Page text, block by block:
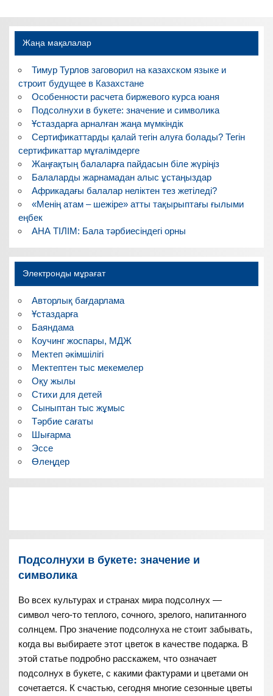
Жаңа мақалалар
Тимур Турлов заговорил на казахском языке и
строит будущее в Казахстане
Особенности расчета биржевого курса юаня
Подсолнухи в букете: значение и символика
Ұстаздарға арналған жаңа мүмкіндік
Сертификаттарды қалай тегін алуға болады? Тегін
сертификаттар мұғалімдерге
Жаңғақтың балаларға пайдасын біле жүріңіз
Балаларды жарнамадан алыс ұстаңыздар
Африкадағы балалар неліктен тез жетіледі?
«Менің атам – шежіре» атты тақырыптағы ғылыми
еңбек
АНА ТІЛІМ: Бала тәрбиесіндегі орны
Электронды мұрағат
Авторлық бағдарлама
Ұстаздарға
Баяндама
Коучинг жоспары, МДЖ
Мектеп әкімшілігі
Мектептен тыс мекемелер
Оқу жылы
Стихи для детей
Сыныптан тыс жұмыс
Тәрбие сағаты
Шығарма
Эссе
Өлеңдер
Подсолнухи в букете: значение и
символика
Во всех культурах и странах мира подсолнух —
символ чего-то теплого, сочного, зрелого, напитанного
солнцем. Про значение подсолнуха не стоит забывать,
когда вы выбираете этот цветок в качестве подарка. В
этой статье подробно расскажем, что означает
подсолнух в букете, с какими фактурами и цветами он
сочетается. К счастью, сегодня многие сезонные цветы